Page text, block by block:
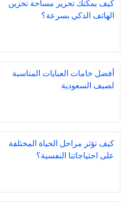
كيف يمكنك تحرير مساحة تخزين
الهاتف الذكي بسرعة؟
أفضل خامات العبايات المناسبة
لصيف السعودية
كيف تؤثر مراحل الحياة المختلفة
على احتياجاتنا النفسية؟